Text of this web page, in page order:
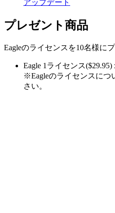
アップデート
プレゼント商品
Eagleのライセンスを10名様に
Eagle 1ライセンス($29.95)
※Eagleのライセンスにつ
さい。